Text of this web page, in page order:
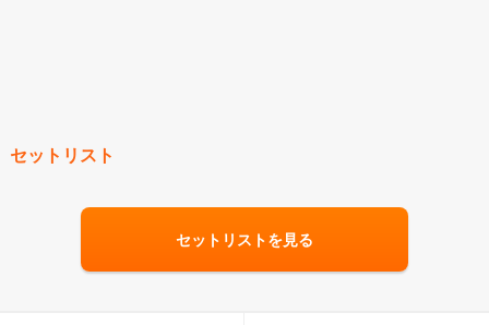
セットリスト
セットリストを見る